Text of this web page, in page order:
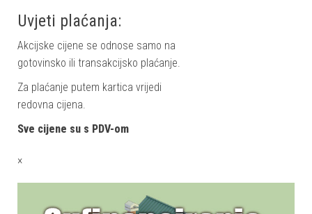
Uvjeti plaćanja:
Akcijske cijene se odnose samo na
gotovinsko ili transakcijsko plaćanje.
Za plaćanje putem kartica vrijedi
redovna cijena.
Sve cijene su s PDV-om
×